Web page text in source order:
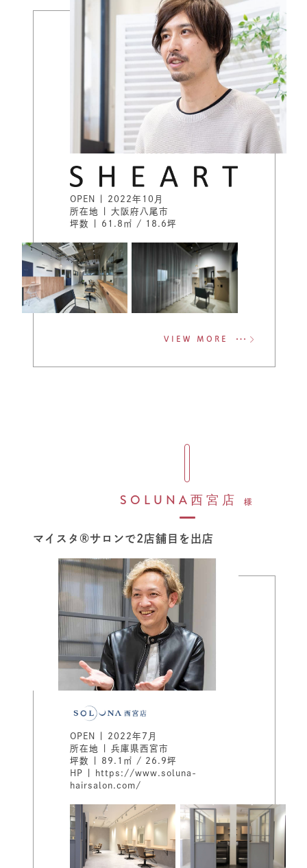
OPEN | 2022年10月
所在地 | 大阪府八尾市
坪数 | 61.8㎡ / 18.6坪
VIEW MORE
SOLUNA西宮店 様
マイスタ®サロンで2店舗目を出店
OPEN | 2022年7月
所在地 | 兵庫県西宮市
坪数 | 89.1㎡ / 26.9坪
HP |
https://www.soluna-
hairsalon.com/